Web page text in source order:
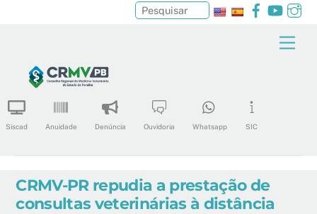
content
Facebook
Siscad Anuidade Denúncia Ouvidoria Whatsapp SIC
Pesquisar
CRMV-PR repudia a prestação de
consultas veterinárias à distância